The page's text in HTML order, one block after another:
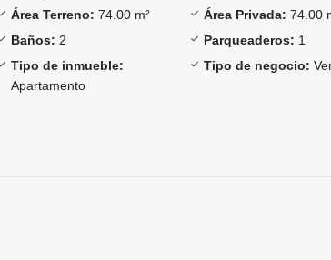
Área Terreno: 74.00 m² Área Privada: 74.00
Baños: 2 Parqueaderos: 1
Tipo de inmueble:
Apartamento
Tipo de negocio: